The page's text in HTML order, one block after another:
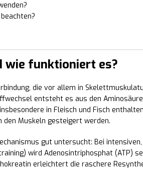
wie funktioniert es?
die vor allem in
entsteht es aus den
in Fleisch und Fisch
den Muskeln gesteigert werden.
gut untersucht: Bei
wird Adenosin­triphosphat (ATP)
erleichtert die raschere